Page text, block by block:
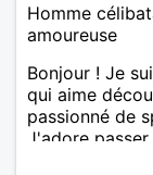
Homme
amoureuse
Bonjour ! Je
qui aime
passionné de
J'adore
partager des